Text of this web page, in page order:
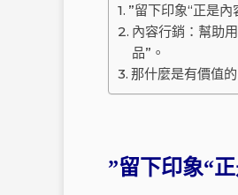
”留下印象“正是
內容行銷：幫助
品”。
那什麼是有價值
”留下印象“